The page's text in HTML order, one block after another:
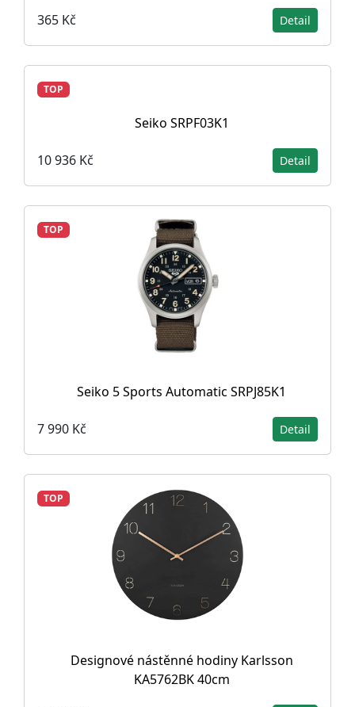
365 Kč Detail
TOP
Seiko SRPF03K1
10 936 Kč Detail
TOP
Seiko 5 Sports Automatic SRPJ85K1
7 990 Kč Detail
TOP
Designové nástěnné hodiny Karlsson
KA5762BK 40cm